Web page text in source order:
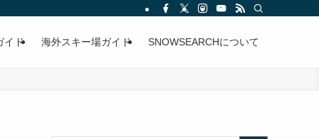
イド 海外スキー場ガイド SNOWSEARCHについて